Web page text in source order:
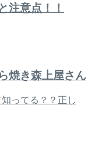
注意点！！
焼き森上屋さん